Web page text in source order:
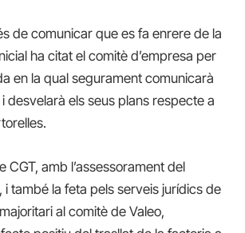
de comunicar que es fa enrere de la
ha citat el comitè d’empresa per
en la qual segurament comunicarà
desvelarà els seus plans respecte a
CGT, amb l’assessorament del
i també la feta pels serveis jurídics de
al comitè de Valeo,